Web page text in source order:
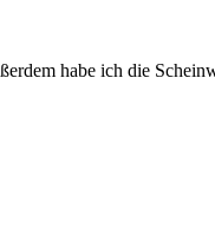
habe ich die